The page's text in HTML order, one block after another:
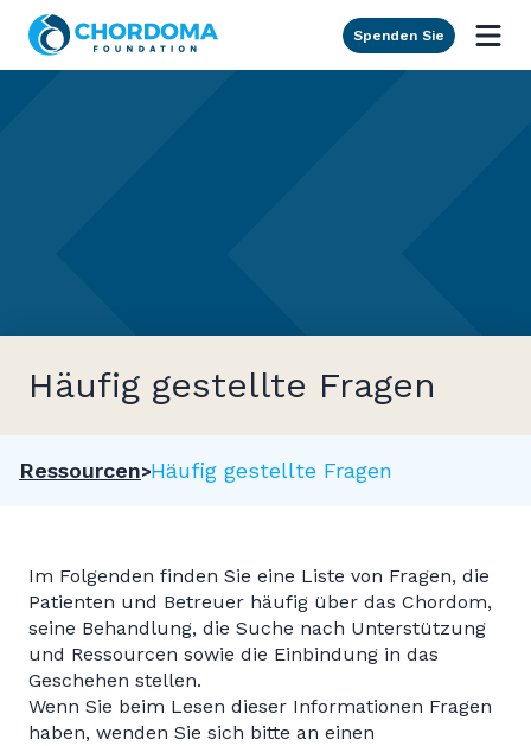
Skip to Main Content
Spenden Sie
Häufig gestellte Fragen
Ressourcen Häufig gestellte Fragen
Im Folgenden finden Sie eine Liste von Fragen, die
Patienten und Betreuer häufig über das Chordom,
seine Behandlung, die Suche nach Unterstützung
und Ressourcen sowie die Einbindung in das
Geschehen stellen.
Wenn Sie beim Lesen dieser Informationen Fragen
haben, wenden Sie sich bitte an einen